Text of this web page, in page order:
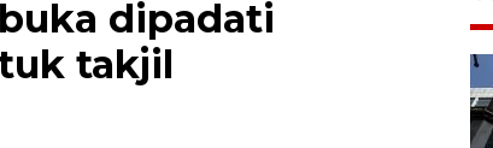
dipadati
takjil